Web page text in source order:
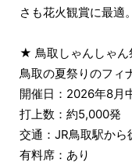
さも花火観賞に最適。
★ 鳥取しゃんしゃん
鳥取の夏祭りのフィ
開催日：2026年8月
打上数：約5,000発
交通：JR鳥取駅から
有料席：あり